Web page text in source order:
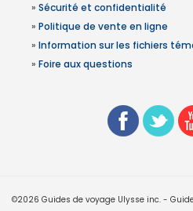
» Sécurité et confidentialité
» Politique de vente en ligne
» Information sur les fichiers
» Foire aux questions
©2026 Guides de voyage Ulysse inc. -